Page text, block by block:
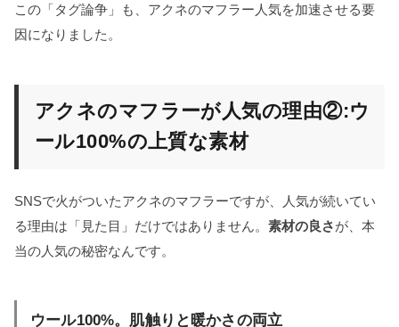
この「タグ論争」も、アクネのマフラー人気を加速させる要
因になりました。
アクネのマフラーが人気の理由②:ウ
ール100%の上質な素材
SNSで火がついたアクネのマフラーですが、人気が続いてい
る理由は「見た目」だけではありません。 素材の良さが、本
当の人気の秘密なんです。
ウール100%。肌触りと暖かさの両立